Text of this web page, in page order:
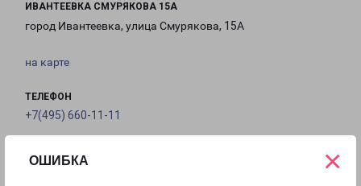
ОШИБКА ×
ИВАНТЕЕВКА СМУРЯКОВА 15А
город Ивантеевка, улица Смурякова, 15А
на карте
ТЕЛЕФОН
+7(495) 660-11-11
pecom@pecom.ru